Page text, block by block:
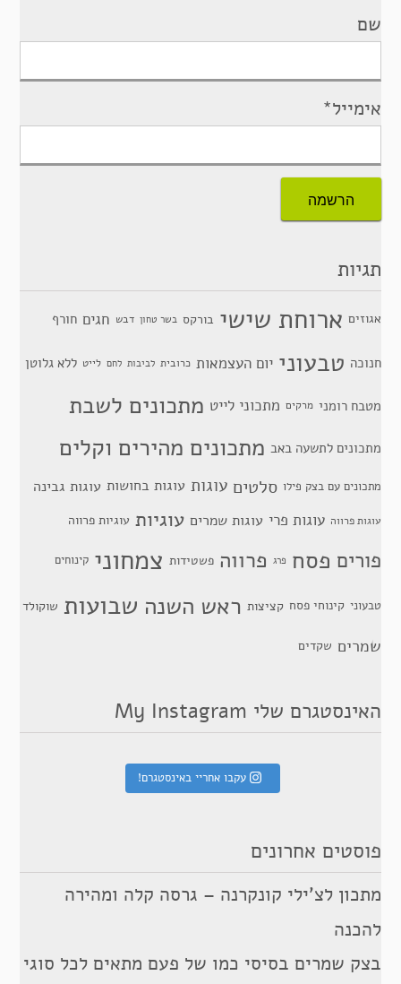
שם
אימייל*
תגיות
אגוזים ארוחת שישי בורקס בשר טחון דבש חגים חורף
חנוכה טבעוני יום העצמאות כרובית לביבות לחם לייט ללא גלוטן
מטבח רומני מרקים מתכוני לייט מתכונים לשבת
מתכונים לתשעה באב מתכונים מהירים וקלים
מתכונים עם בצק פילו סלטים עוגות עוגות בחושות עוגות גבינה
עוגות פרווה עוגות פרי עוגות שמרים עוגיות עוגיות פרווה
פורים פסח פרג פרווה פשטידות צמחוני קינוחים
טבעוני קינוחי פסח קציצות ראש השנה שבועות שוקולד
שמרים שקדים
האינסטגרם שלי My Instagram
עקבו אחריי באינסטגרם!
פוסטים אחרונים
מתכון לצ’ילי קונקרנה – גרסה קלה ומהירה
להכנה
בצק שמרים בסיסי כמו של פעם מתאים לכל סוגי